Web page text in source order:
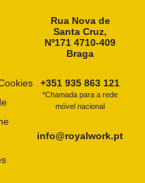
Rua Nova de
Santa Cruz,
Nº171 4710-409
Braga
+351 935 863 121
*Chamada para a rede
móvel nacional
info@royalwork.pt